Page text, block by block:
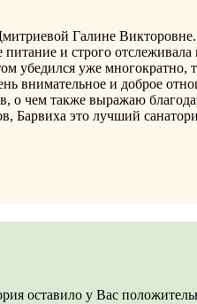
Галине
питание и строго
убедился уже
внимательное и доброе
о чем также выражаю
это лучший
оставило у Вас